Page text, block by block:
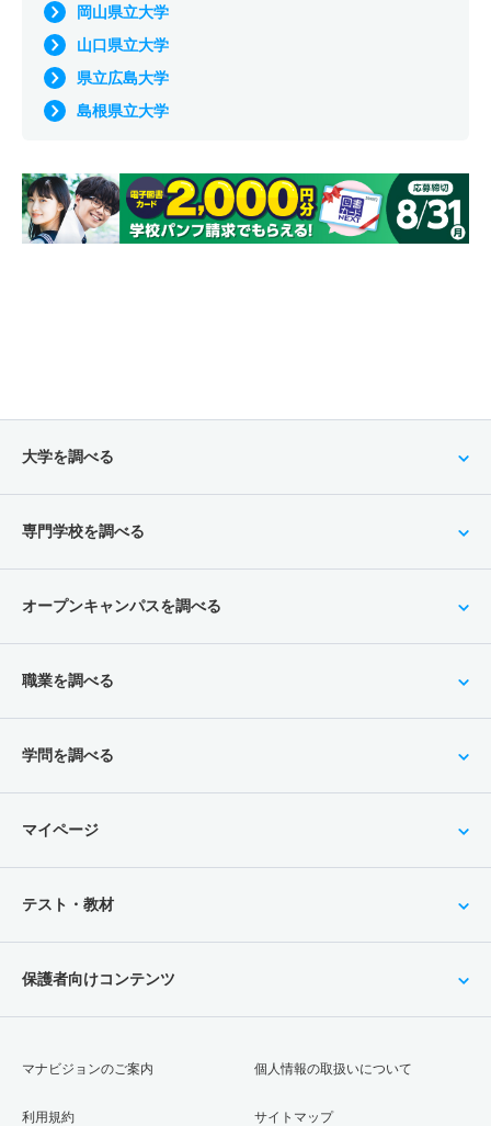
岡山県立大学
山口県立大学
県立広島大学
島根県立大学
大学を調べる
専門学校を調べる
オープンキャンパスを調べる
職業を調べる
学問を調べる
マイページ
テスト・教材
保護者向けコンテンツ
マナビジョンのご案内
利用規約
個人情報の取扱いについて
サイトマップ